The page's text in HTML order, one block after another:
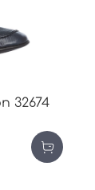
32674